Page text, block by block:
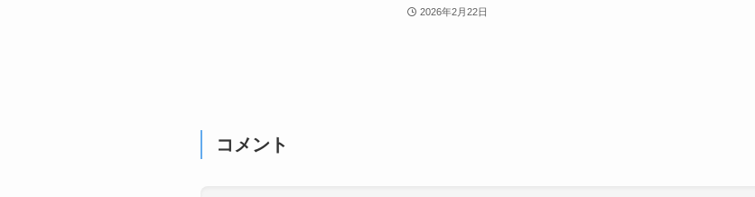
2026年2月22日
コメント